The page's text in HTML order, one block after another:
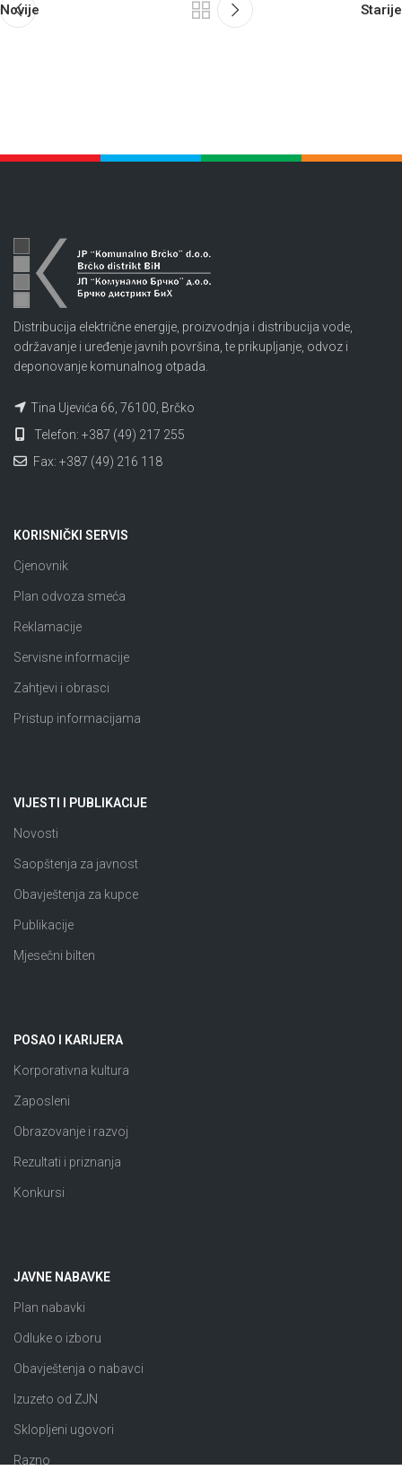
Novije Starije
Distribucija električne energije, proizvodnja i distribucija vode,
održavanje i uređenje javnih površina, te prikupljanje, odvoz i
deponovanje komunalnog otpada.
Tina Ujevića 66, 76100, Brčko
Telefon: +387 (49) 217 255
Fax: +387 (49) 216 118
KORISNIČKI SERVIS
Cjenovnik
Plan odvoza smeća
Reklamacije
Servisne informacije
Zahtjevi i obrasci
Pristup informacijama
VIJESTI I PUBLIKACIJE
Novosti
Saopštenja za javnost
Obavještenja za kupce
Publikacije
Mjesečni bilten
POSAO I KARIJERA
Korporativna kultura
Zaposleni
Obrazovanje i razvoj
Rezultati i priznanja
Konkursi
JAVNE NABAVKE
Plan nabavki
Odluke o izboru
Obavještenja o nabavci
Izuzeto od ZJN
Sklopljeni ugovori
Razno